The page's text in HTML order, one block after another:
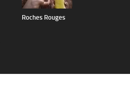
Roches Rouges